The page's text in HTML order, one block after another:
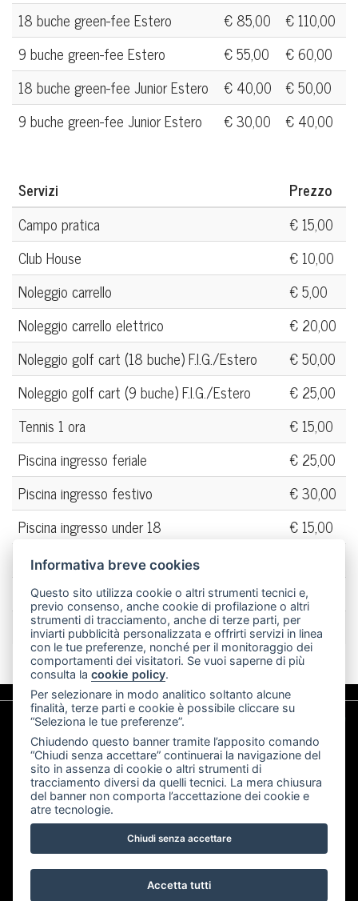
18 buche green-fee Estero
€ 85,00
€ 110,00
9 buche green-fee Estero
€ 55,00
€ 60,00
18 buche green-fee Junior Estero
€ 40,00 € 50,00
9 buche green-fee Junior Estero
€ 30,00 € 40,00
Servizi
Prezzo
Campo pratica
€ 15,00
Club House
€ 10,00
Noleggio carrello
€ 5,00
Noleggio carrello elettrico
€ 20,00
Noleggio golf cart (18 buche) F.I.G./Estero
€ 50,00
Noleggio golf cart (9 buche) F.I.G./Estero
€ 25,00
Tennis 1 ora
€ 15,00
Piscina ingresso feriale
€ 25,00
Piscina ingresso festivo
€ 30,00
Piscina ingresso under 18
€ 15,00
Piscina ingresso dopo le ore 16.00
Piscina ingresso under 18 dopo le ore 16.00
€ 10,00
Piscina ingresso figli di soci under 12
gratis
Golf Club Carimate Associazione Sportiva Dilettantistica -
Via Airoldi 2, 22060 Carimate (CO) - (+39) 031 790226 -
P.IVA 01260880131
Cookie policy|
Informativa breve cookies
Questo sito utilizza cookie o altri strumenti tecnici e,
previo consenso, anche cookie di profilazione o altri
strumenti di tracciamento, anche di terze parti, per
inviarti pubblicità personalizzata e offrirti servizi in linea
con le tue preferenze, nonché per il monitoraggio dei
comportamenti dei visitatori. Se vuoi saperne di più
consulta lacookie policy.
Per selezionare in modo analitico soltanto alcune
finalità, terze parti e cookie è possibile cliccare su
“Seleziona le tue preferenze”.
Chiudendo questo banner tramite l’apposito comando
“Chiudi senza accettare” continuerai la navigazione del
sito in assenza di cookie o altri strumenti di
tracciamento diversi da quelli tecnici. La mera chiusura
del banner non comporta l’accettazione dei cookie e
atre tecnologie.
Chiudi senza accettare
Accetta tutti